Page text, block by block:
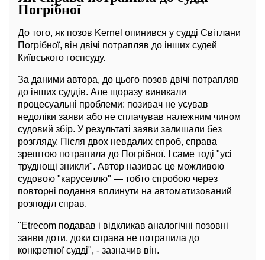
Погрібної
До того, як позов Kernel опинився у судді Світлани
Погрібної, він двічі потрапляв до інших судей
Київського госпсуду.
За даними автора, до цього позов двічі потрапляв
до інших суддів. Але щоразу виникали
процесуальні проблеми: позивач не усував
недоліки заяви або не сплачував належним чином
судовий збір. У результаті заяви залишали без
розгляду. Після двох невдалих спроб, справа
зрештою потрапила до Погрібної. І саме тоді "усі
труднощі зникли". Автор називає це можливою
судовою "каруселлю" — тобто спробою через
повторні подання вплинути на автоматизований
розподіл справ.
"Etrecom подавав і відкликав аналогічні позовні
заяви доти, доки справа не потрапила до
конкретної судді", - зазначив він.